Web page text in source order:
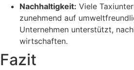
Nachhaltigkeit: Viele
zunehmend auf
Unternehmen unterstützt,
wirtschaften.
Fazit